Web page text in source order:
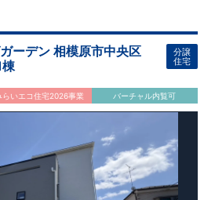
デザイン賞受賞 ・2024年、東栄住宅
チエント ランス」が受賞いたしまし
3 ・数百年に一度の地震に耐える力
・エコ住宅としての性能評価を全号棟
宅性能評価ダブル取得 ・『設計』住
』住宅性能評価…評価を受けた図面通
建設までに計4回チェックが行われま
す！
せください♪ 西宮営業所 TEL
0798-
・年末年始
ーデン 相模原市中央区
分譲
住宅
らいエコ住宅2026事業 バーチャル内覧可